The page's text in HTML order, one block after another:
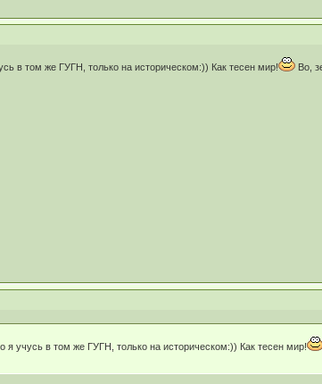
в том же ГУГН, только на историческом:)) Как тесен мир! Во,
учусь в том же ГУГН, только на историческом:)) Как тесен мир!